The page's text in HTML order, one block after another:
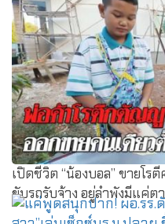
เปิดชีวิต “น้องบอล” ขายโ
ขับรถรับจ้าง อยู่ลำพังมีแค่ตา